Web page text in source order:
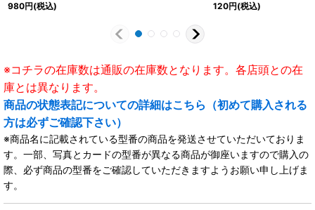
980円(税込)
120円(税込)
※コチラの在庫数は通販の在庫数となります。各店頭との在
庫とは異なります。
商品の状態表記についての詳細はこちら（初めて購入される
方は必ずご確認下さい）
※商品名に記載されている型番の商品を発送させていただいておりま
す。一部、写真とカードの型番が異なる商品が御座いますので購入の
際、必ず商品の型番をご確認していただきますようお願い申し上げま
す。